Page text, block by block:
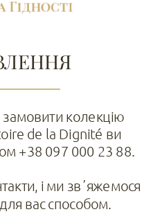
замовити колекцію
de la Dignité ви
+38 097 000 23 88.
і ми звʼяжемося
вас способом.